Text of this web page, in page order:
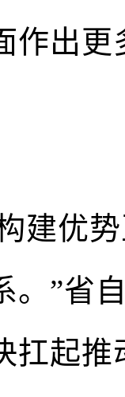
作出
建优
。”省
扛起